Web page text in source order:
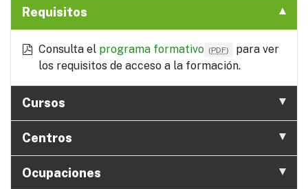
Requisitos
Consulta el programa formativo (PDF)
para ver
los requisitos de acceso a la formación.
Cursos
Centros
Ocupaciones